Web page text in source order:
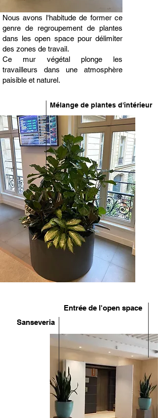
Nous avons l'habitude de former ce
genre de regroupement de plantes
dans les open space pour délimiter
des zones de travail.
Ce mur végétal plonge les
travailleurs dans une atmosphère
paisible et naturel.
Mélange de plantes d'intérieur
Entrée de l'open space
Sanseveria